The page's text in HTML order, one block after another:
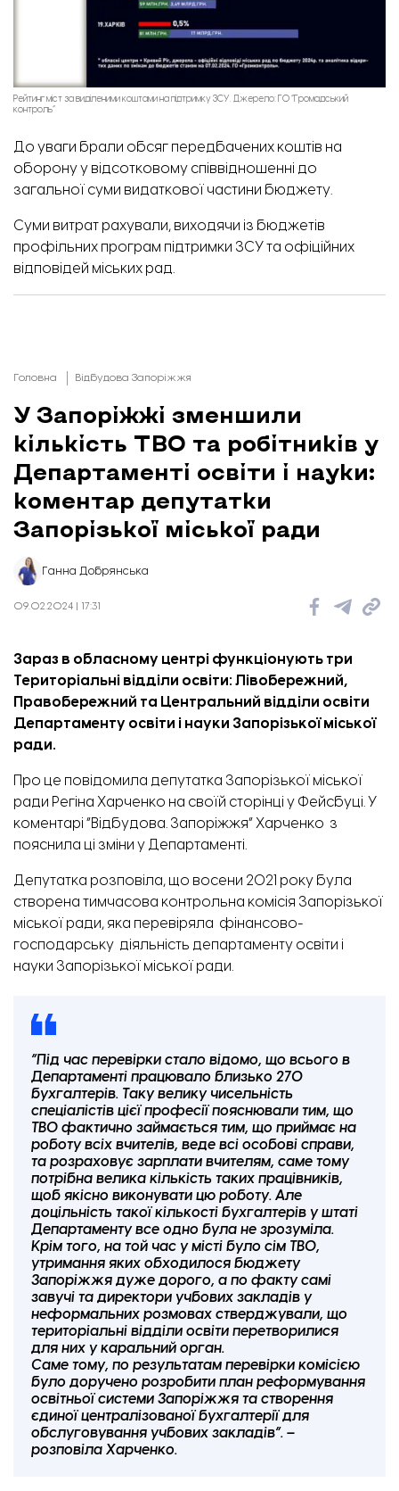
Рейтинг міст за виділеними коштами на підтримку ЗСУ. Джерело: ГО “Громадський
контроль”
До уваги брали обсяг передбачених коштів на
оборону у відсотковому співвідношенні до
загальної суми видаткової частини бюджету.
Суми витрат рахували, виходячи із бюджетів
профільних програм підтримки ЗСУ та офіційних
відповідей міських рад.
Головна Відбудова Запоріжжя
У Запоріжжі зменшили
кількість ТВО та робітників у
Департаменті освіти і науки:
коментар депутатки
Запорізької міської ради
Ганна Добрянська
09.02.2024 | 17:31
Зараз в обласному центрі функціонують три
Територіальні відділи освіти: Лівобережний,
Правобережний та Центральний відділи освіти
Департаменту освіти і науки Запорізької міської
ради.
Про це повідомила депутатка Запорізької міської
ради Регіна Харченко на своїй сторінці у Фейсбуці. У
коментарі “Відбудова. Запоріжжя” Харченко з
пояснила ці зміни у Департаменті.
Депутатка розповіла, що восени 2021 року була
створена тимчасова контрольна комісія Запорізької
міської ради, яка перевіряла фінансово-
господарську діяльність департаменту освіти і
науки Запорізької міської ради.
“Під час перевірки стало відомо, що всього в
Департаменті працювало близько 270
бухгалтерів. Таку велику чисельність
спеціалістів цієї професії пояснювали тим, що
ТВО фактично займається тим, що приймає на
роботу всіх вчителів, веде всі особові справи,
та розраховує зарплати вчителям, саме тому
потрібна велика кількість таких працівників,
щоб якісно виконувати цю роботу. Але
доцільність такої кількості бухгалтерів у штаті
Департаменту все одно була не зрозуміла.
Крім того, на той час у місті було сім ТВО,
утримання яких обходилося бюджету
Запоріжжя дуже дорого, а по факту самі
завучі та директори учбових закладів у
неформальних розмовах стверджували, що
територіальні відділи освіти перетворилися
для них у каральний орган.
Саме тому, по результатам перевірки комісією
було доручено розробити план реформування
освітньої системи Запоріжжя та створення
єдиної централізованої бухгалтерії для
обслуговування учбових закладів”. –
розповіла Харченко.